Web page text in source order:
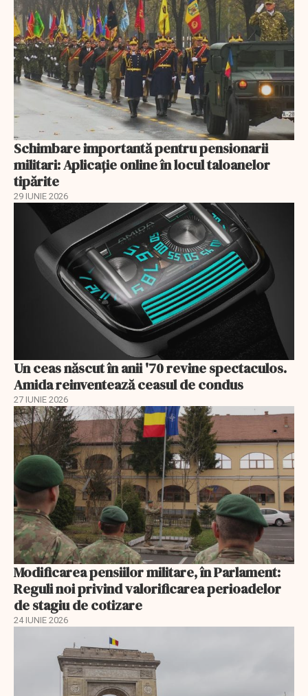
Schimbare importantă pentru pensionarii
militari: Aplicaţie online în locul taloanelor
tipărite
29 IUNIE 2026
Un ceas născut în anii '70 revine spectaculos.
Amida reinventează ceasul de condus
27 IUNIE 2026
Modificarea pensiilor militare, în Parlament:
Reguli noi privind valorificarea perioadelor
de stagiu de cotizare
24 IUNIE 2026